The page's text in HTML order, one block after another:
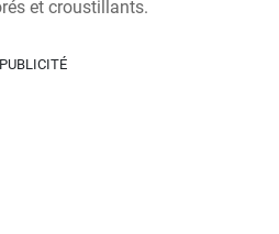
et croustillants.
PUBLICITÉ